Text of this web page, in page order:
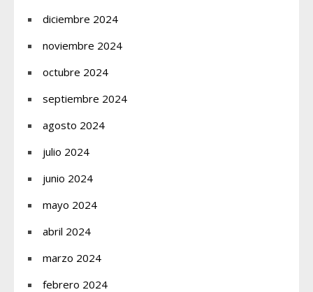
diciembre 2024
noviembre 2024
octubre 2024
septiembre 2024
agosto 2024
julio 2024
junio 2024
mayo 2024
abril 2024
marzo 2024
febrero 2024